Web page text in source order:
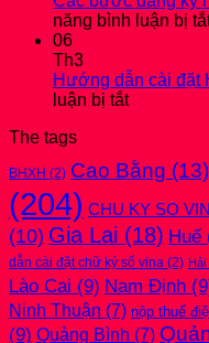
MINH
mới
nhất
2026
năng bình luận bị
06
Th3
Hướng dẫn cài đặt
luận bị tắtở
cài
đặt
mới
nhất
!!!
The tags
BHXH (2) Cao Bằng (13)
(204) CHU KY SO
(10) Gia Lai (18) Huế
dẫn cài đặt chữ ký số vina (2)
Lào Cai (9) Nam Định
Ninh Thuận (7) nộp thuế
(9) Quảng Bình (7)